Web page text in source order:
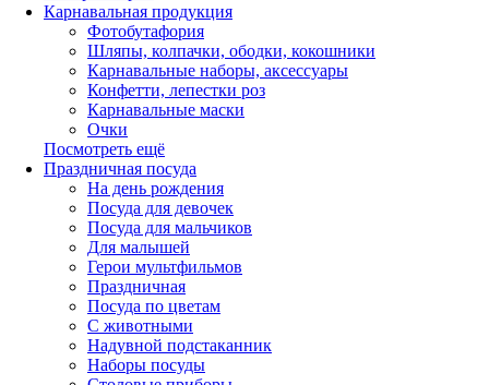
Карнавальная продукция
Фотобутафория
Шляпы, колпачки, ободки, кокошники
Карнавальные наборы, аксессуары
Конфетти, лепестки роз
Карнавальные маски
Очки
Посмотреть ещё
Праздничная посуда
На день рождения
Посуда для девочек
Посуда для мальчиков
Для малышей
Герои мультфильмов
Праздничная
Посуда по цветам
С животными
Надувной подстаканник
Наборы посуды